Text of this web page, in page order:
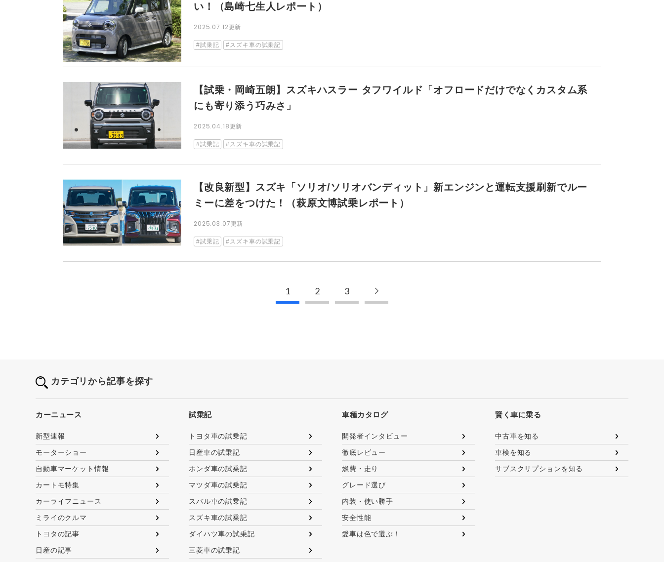
い！（島崎七生人レポート）
2025.07.12更新
試乗記 スズキ車の試乗記
【試乗・岡崎五朗】スズキハスラー タフワイルド「オフロードだけでなくカスタム系
にも寄り添う巧みさ」
2025.04.18更新
試乗記 スズキ車の試乗記
【改良新型】スズキ「ソリオ/ソリオバンディット」新エンジンと運転支援刷新でルー
ミーに差をつけた！（萩原文博試乗レポート）
2025.03.07更新
試乗記 スズキ車の試乗記
1 2 3
カテゴリから記事を探す
カーニュース
新型速報
モーターショー
自動車マーケット情報
カートモ特集
カーライフニュース
ミライのクルマ
トヨタの記事
日産の記事
試乗記
トヨタ車の試乗記
日産車の試乗記
ホンダ車の試乗記
マツダ車の試乗記
スバル車の試乗記
スズキ車の試乗記
ダイハツ車の試乗記
三菱車の試乗記
車種カタログ
開発者インタビュー
徹底レビュー
燃費・走り
グレード選び
内装・使い勝手
安全性能
愛車は色で選ぶ！
賢く車に乗る
中古車を知る
車検を知る
サブスクリプションを知る